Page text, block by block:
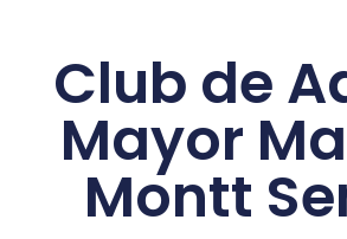
Club de
Mayor
Montt